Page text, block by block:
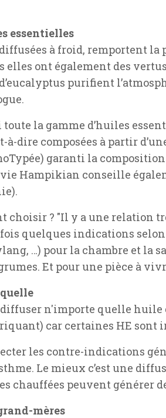
essentielles
à froid, remportent
elles ont également des
purifient
la gamme d’huiles
à-dire composées à partir
garanti la
Hampikian conseille
choisir ? "Il y a une relation
quelques indications
…) pour la chambre et la
Et pour une pièce à
n'importe quelle huile
car certaines HE sont
les contre-indications
Le mieux c’est une
chauffées peuvent générer
mères